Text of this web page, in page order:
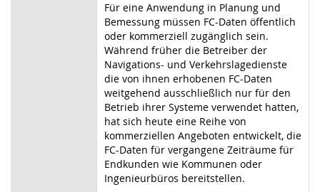
Für eine Anwendung in Planung und
Bemessung müssen FC-Daten öffentlich
oder kommerziell zugänglich sein.
Während früher die Betreiber der
Navigations- und Verkehrslagedienste
die von ihnen erhobenen FC-Daten
weitgehend ausschließlich nur für den
Betrieb ihrer Systeme verwendet hatten,
hat sich heute eine Reihe von
kommerziellen Angeboten entwickelt, die
FC-Daten für vergangene Zeiträume für
Endkunden wie Kommunen oder
Ingenieurbüros bereitstellen.